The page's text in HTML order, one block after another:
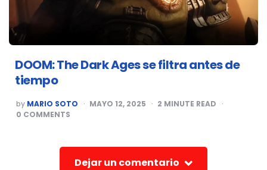
DOOM: The Dark Ages se filtra antes de
tiempo
POSTED
BY
by MARIO SOTO MAYO 12, 2025 2 MINUTE READ
0 COMMENTS
Dejar un comentario